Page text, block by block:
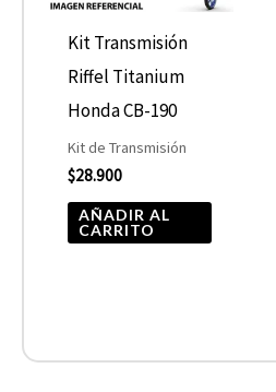
Kit Transmisión
Riffel Titanium
Honda CB-190
Kit de Transmisión
$28.900
AÑADIR AL
CARRITO